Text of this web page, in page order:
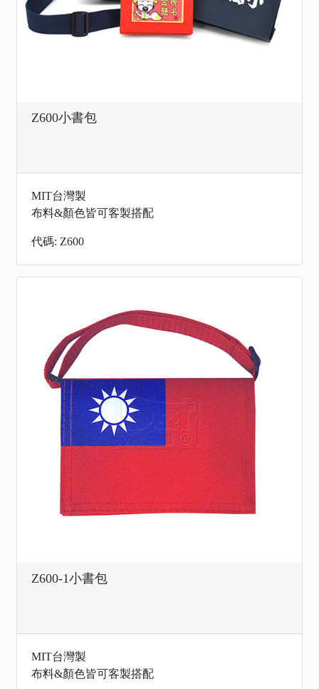
Z600小書包
MIT台灣製
布料&顏色皆可客製搭配
代碼: Z600
Z600-1小書包
MIT台灣製
布料&顏色皆可客製搭配